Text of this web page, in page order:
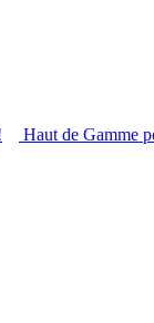
Haut de Gamme